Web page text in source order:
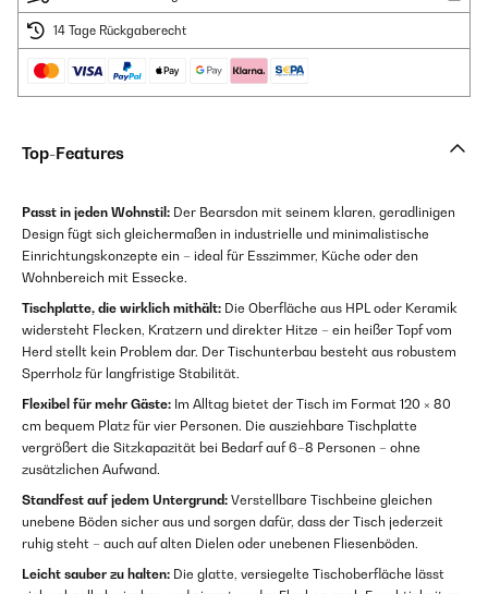
14 Tage Rückgaberecht
Top-Features
Passt in jeden Wohnstil: Der Bearsdon mit seinem klaren, geradlinigen
Design fügt sich gleichermaßen in industrielle und minimalistische
Einrichtungskonzepte ein – ideal für Esszimmer, Küche oder den
Wohnbereich mit Essecke.
Tischplatte, die wirklich mithält: Die Oberfläche aus HPL oder Keramik
widersteht Flecken, Kratzern und direkter Hitze – ein heißer Topf vom
Herd stellt kein Problem dar. Der Tischunterbau besteht aus robustem
Sperrholz für langfristige Stabilität.
Flexibel für mehr Gäste: Im Alltag bietet der Tisch im Format 120 × 80
cm bequem Platz für vier Personen. Die ausziehbare Tischplatte
vergrößert die Sitzkapazität bei Bedarf auf 6–8 Personen – ohne
zusätzlichen Aufwand.
Standfest auf jedem Untergrund: Verstellbare Tischbeine gleichen
unebene Böden sicher aus und sorgen dafür, dass der Tisch jederzeit
ruhig steht – auch auf alten Dielen oder unebenen Fliesenböden.
Leicht sauber zu halten: Die glatte, versiegelte Tischoberfläche lässt